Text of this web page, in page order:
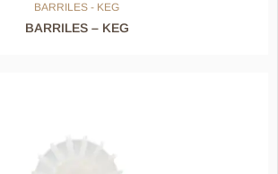
BARRILES - KEG
BARRILES – KEG